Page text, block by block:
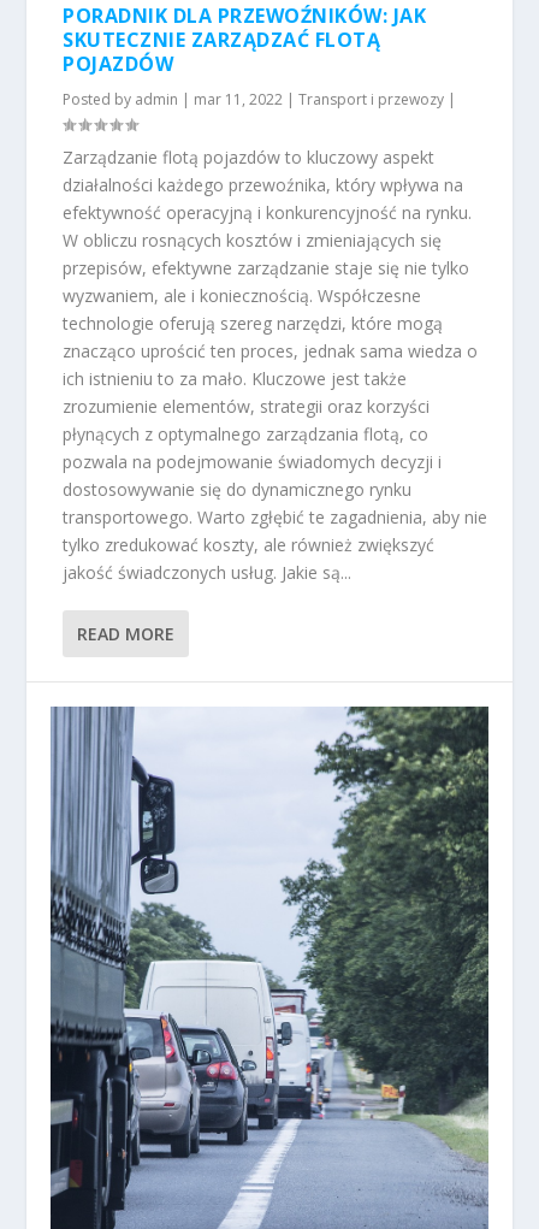
PORADNIK DLA PRZEWOŹNIKÓW: JAK
SKUTECZNIE ZARZĄDZAĆ FLOTĄ
POJAZDÓW
Posted by admin | mar 11, 2022 |Transport i przewozy |
Zarządzanie flotą pojazdów to kluczowy aspekt
działalności każdego przewoźnika, który wpływa na
efektywność operacyjną i konkurencyjność na rynku.
W obliczu rosnących kosztów i zmieniających się
przepisów, efektywne zarządzanie staje się nie tylko
wyzwaniem, ale i koniecznością. Współczesne
technologie oferują szereg narzędzi, które mogą
znacząco uprościć ten proces, jednak sama wiedza o
ich istnieniu to za mało. Kluczowe jest także
zrozumienie elementów, strategii oraz korzyści
płynących z optymalnego zarządzania flotą, co
pozwala na podejmowanie świadomych decyzji i
dostosowywanie się do dynamicznego rynku
transportowego. Warto zgłębić te zagadnienia, aby nie
tylko zredukować koszty, ale również zwiększyć
jakość świadczonych usług. Jakie są...
READ MORE